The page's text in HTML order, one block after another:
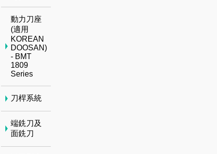
動力刀座
(適用
KOREAN
DOOSAN)
- BMT
1809
Series
刀桿系統
端銑刀及
面銑刀